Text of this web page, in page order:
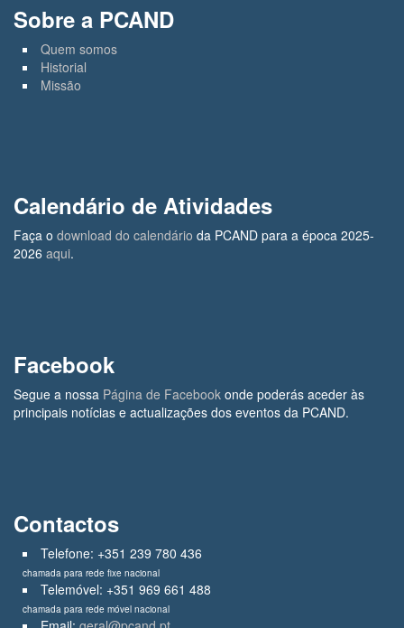
Sobre a PCAND
Quem somos
Historial
Missão
Calendário de Atividades
Faça o download do calendário da PCAND para a época 2025-
2026 aqui.
Facebook
Segue a nossa Página de Facebook onde poderás aceder às
principais notícias e actualizações dos eventos da PCAND.
Contactos
Telefone: +351 239 780 436
chamada para rede fixe nacional
Telemóvel: +351 969 661 488
chamada para rede móvel nacional